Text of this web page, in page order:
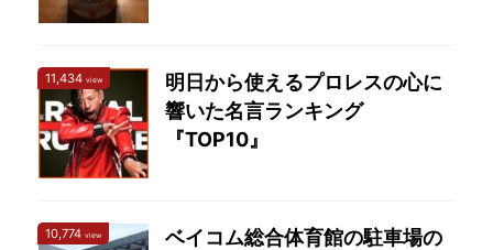
カード ...
11,434 view
明日から使えるプロレスの心に
響いた名言ランキング
『TOP10』
10,774 view
ベイコム総合体育館の駐車場の